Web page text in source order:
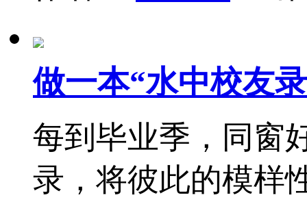
做一本“水中校友
每到毕业季，同窗
录，将彼此的模样